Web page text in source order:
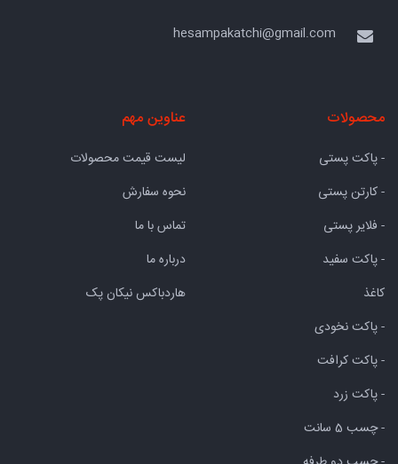
hesampakatchi@gmail.com
محصولات
- پاکت پستی
- کارتن پستی
- فلایر پستی
- پاکت سفید
کاغذ
- پاکت نخودی
- پاکت کرافت
- پاکت زرد
- چسب 5 سانت
عناوین مهم
لیست قیمت محصولات
نحوه سفارش
تماس با ما
درباره ما
هاردباکس نیکان پک